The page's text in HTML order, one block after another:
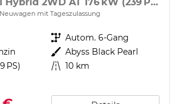
Neuwagen mit Tageszulassung
Getriebe Autom. 6-Gang
Außenfarbe Abyss Black Pearl
PS) Kilometerstand 10 km